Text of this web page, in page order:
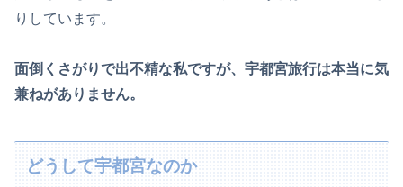
りしています。
面倒くさがりで出不精な私ですが、宇都宮旅行は本当に気
兼ねがありません。
どうして宇都宮なのか